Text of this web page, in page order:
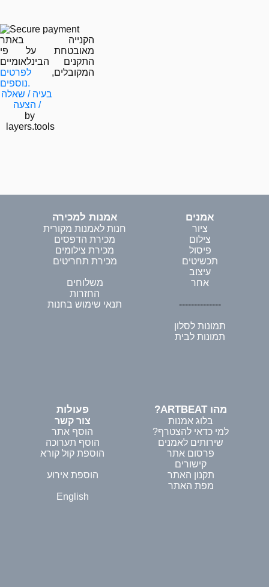
הקנייה באתר
מאובטחת על פי
התקנים הבינלאומיים
המקובלים, לפרטים
נוספים.
בעיה / שאלה
/ הצעה
by
layers.tools
אמנים
ציור
צילום
פיסול
תכשיטים
עיצוב
אחר
--------------
תמונות לסלון
תמונות לבית
אמנות למכירה
חנות לאמנות מקורית
מכירת הדפסים
מכירת צילומים
מכירת תחריטים
משלוחים
החזרות
תנאי שימוש בחנות
מהו ARTBEAT?
בלוג אמנות
למי כדאי להצטרף?
שירותים לאמנים
פרסום אתר
קישורים
תקנון האתר
מפת האתר
פעולות
צור קשר
הוסף אתר
הוסף תערוכה
הוספת קול קורא
הוספת אירוע
English